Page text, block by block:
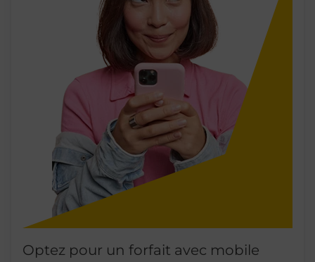
Optez pour un forfait avec mobile